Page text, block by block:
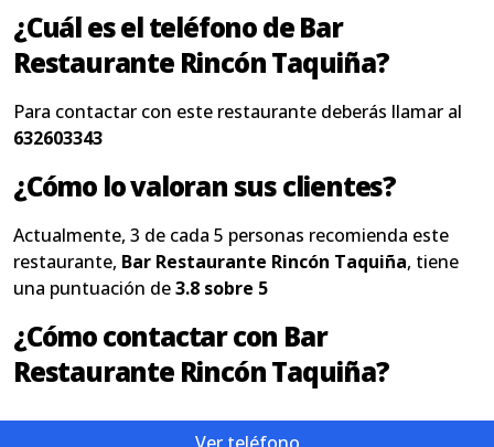
¿Cuál es el teléfono de Bar
Restaurante Rincón Taquiña?
Para contactar con este restaurante deberás llamar al
632603343
¿Cómo lo valoran sus clientes?
Actualmente, 3 de cada 5 personas recomienda este
restaurante, Bar Restaurante Rincón Taquiña, tiene
una puntuación de3.8 sobre 5
¿Cómo contactar con Bar
Restaurante Rincón Taquiña?